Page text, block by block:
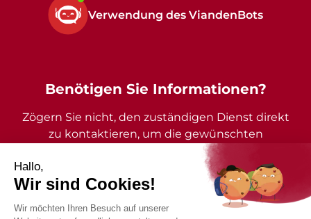
Verwendung des ViandenBots
Benötigen Sie Informationen?
Zögern Sie nicht, den zuständigen Dienst direkt
zu kontaktieren, um die gewünschten
Auskünfte zu erhalten.
2026 - Gemeinde Vianden - Alle Rechte vorbehalten